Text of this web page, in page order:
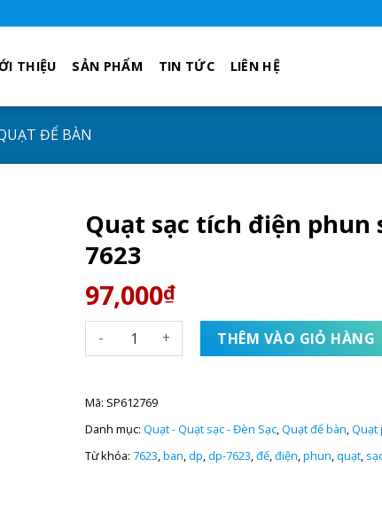
THIỆU SẢN PHẨM TIN TỨC LIÊN HỆ
ĐỂ BÀN
Quạt sạc tích điện phun
7623
97,000₫
Quạt sạc tích điện phun sương để bàn DP -
THÊM VÀO GIỎ HÀNG
Mã: SP612769
Danh mục: Quạt - Quạt sạc - Đèn Sạc,Quạt để bàn,Quạt
Từ khóa: 7623,ban,dp,dp-7623,đế,điện,phun,quạt,